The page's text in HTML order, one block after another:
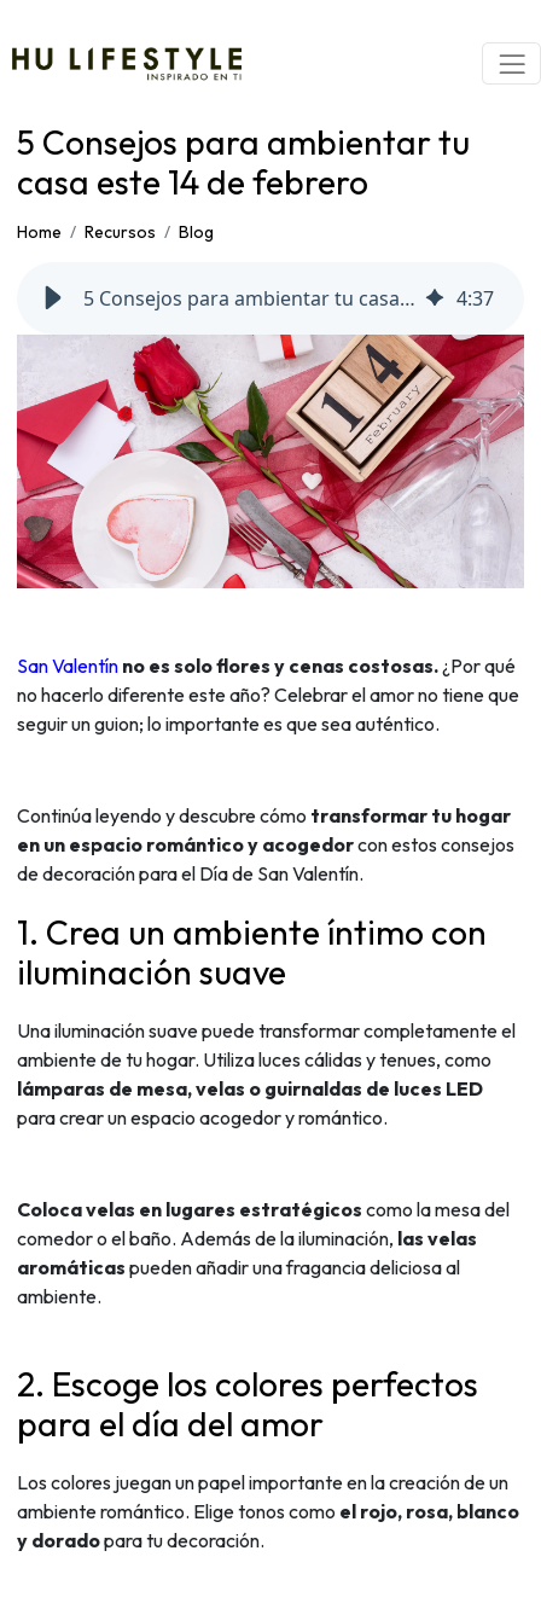
5 Consejos para ambientar tu
casa este 14 de febrero
Home Recursos Blog
5 Consejos para ambientar tu casa este 14 de febrero 4:37
San Valentín no es solo flores y cenas costosas. ¿Por qué
no hacerlo diferente este año? Celebrar el amor no tiene que
seguir un guion; lo importante es que sea auténtico.
Continúa leyendo y descubre cómo transformar tu hogar
en un espacio romántico y acogedorcon estos consejos
de decoración para el Día de San Valentín.
1. Crea un ambiente íntimo con
iluminación suave
Una iluminación suave puede transformar completamente el
ambiente de tu hogar. Utiliza luces cálidas y tenues, como
lámparas de mesa, velas o guirnaldas de luces LED
para crear un espacio acogedor y romántico.
Coloca velas en lugares estratégicos como la mesa del
comedor o el baño. Además de la iluminación, las velas
aromáticas pueden añadir una fragancia deliciosa al
ambiente.
2. Escoge los colores perfectos
para el día del amor
Los colores juegan un papel importante en la creación de un
ambiente romántico. Elige tonos como el rojo, rosa, blanco
y doradopara tu decoración.